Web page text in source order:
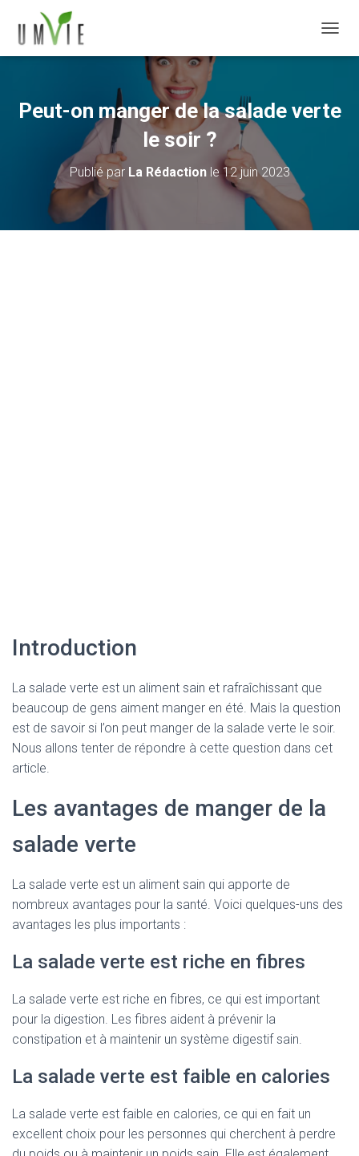
Peut-on manger de la salade verte
le soir ?
Publié par La Rédactionle 12 juin 2023
Introduction
La salade verte est un aliment sain et rafraîchissant que
beaucoup de gens aiment manger en été. Mais la question
est de savoir si l’on peut manger de la salade verte le soir.
Nous allons tenter de répondre à cette question dans cet
article.
Les avantages de manger de la
salade verte
La salade verte est un aliment sain qui apporte de
nombreux avantages pour la santé. Voici quelques-uns des
avantages les plus importants :
La salade verte est riche en fibres
La salade verte est riche en fibres, ce qui est important
pour la digestion. Les fibres aident à prévenir la
constipation et à maintenir un système digestif sain.
La salade verte est faible en calories
La salade verte est faible en calories, ce qui en fait un
excellent choix pour les personnes qui cherchent à perdre